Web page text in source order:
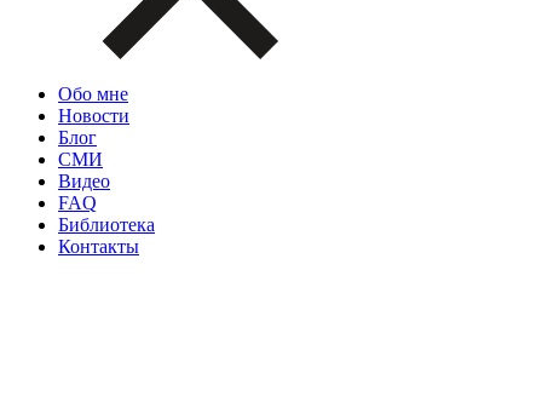
Обо мне
Новости
Блог
СМИ
Видео
FAQ
Библиотека
Контакты